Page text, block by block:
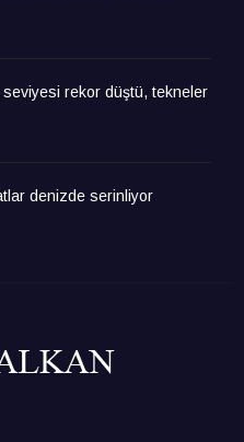
seviyesi rekor düştü, tekneler
denizde serinliyor